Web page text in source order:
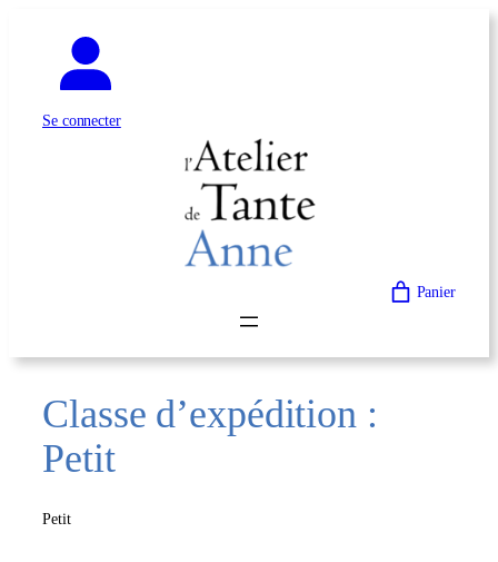
Se connecter
Panier
Classe d’expédition :
Petit
Petit